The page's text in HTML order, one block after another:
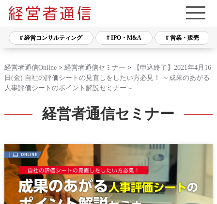
# 経営コンサルティング # IPO・M&A # 営業・販売
経営者通信Online> 経営者通信セミナー >
【申込終了】2021年4月16
日(金) 自社の評価シートの見直しをしたい方必見！ ～成果のあがる
人事評価シートのポイント解説セミナー～
経営者通信セミナー